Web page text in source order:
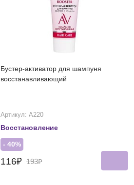
Бустер-активатор для шампуня
восстанавливающий
Артикул: А220
Восстановление
- 40%
116₽ 193₽